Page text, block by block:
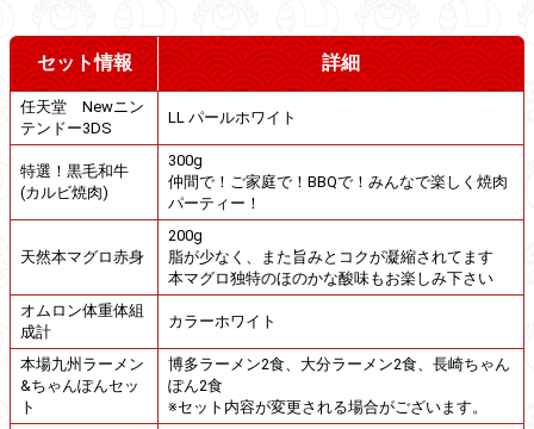
セット情報 詳細
任天堂 Newニン
テンドー3DS
LL パールホワイト
特選！黒毛和牛
(カルビ焼肉)
300g
仲間で！ご家庭で！BBQで！みんなで楽しく焼肉
パーティー！
天然本マグロ赤身
200g
脂が少なく、また旨みとコクが凝縮されてます
本マグロ独特のほのかな酸味もお楽しみ下さい
オムロン体重体組
成計
カラーホワイト
本場九州ラーメン
&ちゃんぽんセッ
ト
博多ラーメン2食、大分ラーメン2食、長崎ちゃん
ぽん2食
※セット内容が変更される場合がございます。